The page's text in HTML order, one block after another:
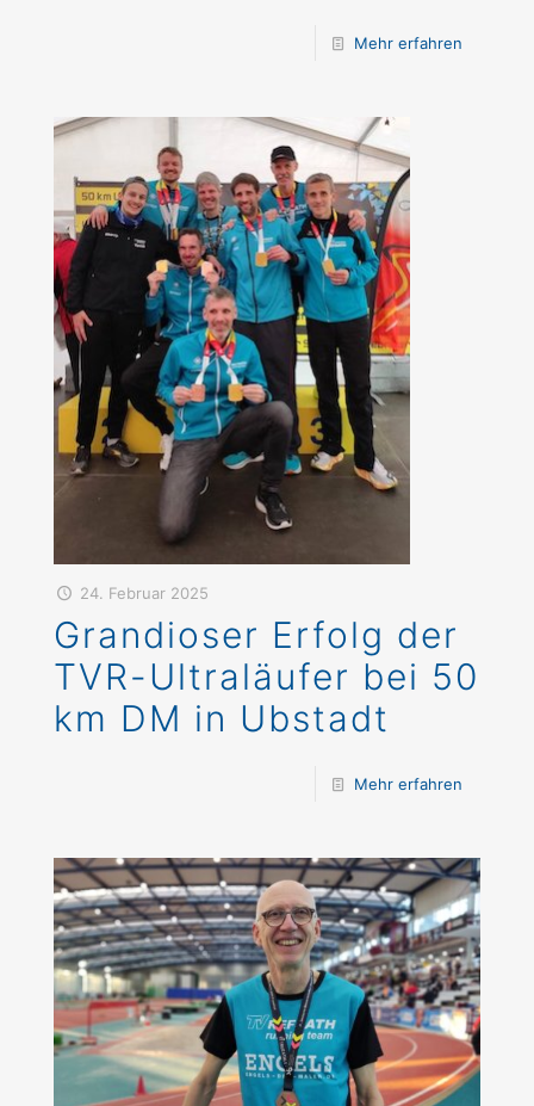
Mehr erfahren
24. Februar 2025
Grandioser Erfolg der
TVR-Ultraläufer bei 50
km DM in Ubstadt
Mehr erfahren